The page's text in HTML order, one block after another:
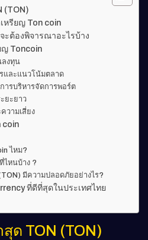
(TON)
หรียญ Ton coin
ะต้องพิจารณาอะไรบ้าง
ญ Toncoin
งทุน
และแนวโน้มตลาด
ารบริหารจัดการพอร์ต
ยะยาว
วามเสี่ยง
coin
ไหม?
ไหนบ้าง ?
มีความปลอดภัยอย่างไร?
ที่ดีที่สุดในประเทศไทย
ด TON (TON)